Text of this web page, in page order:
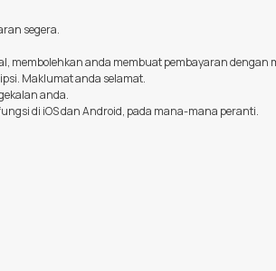
segera.
membolehkan anda membuat pembayaran dengan
Maklumat anda selamat.
anda.
di iOS dan Android, pada mana-mana peranti.